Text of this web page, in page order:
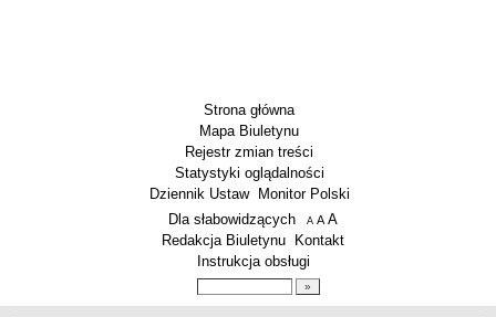
Strona główna
Mapa Biuletynu
Rejestr zmian treści
Statystyki oglądalności
Dziennik Ustaw
Monitor Polski
Menu dodatkowe
Dla słabowidzących A pomniejsz czcionkę
A standardowy rozmiar czcionki
A
Redakcja Biuletynu
Kontakt
Instrukcja obsługi